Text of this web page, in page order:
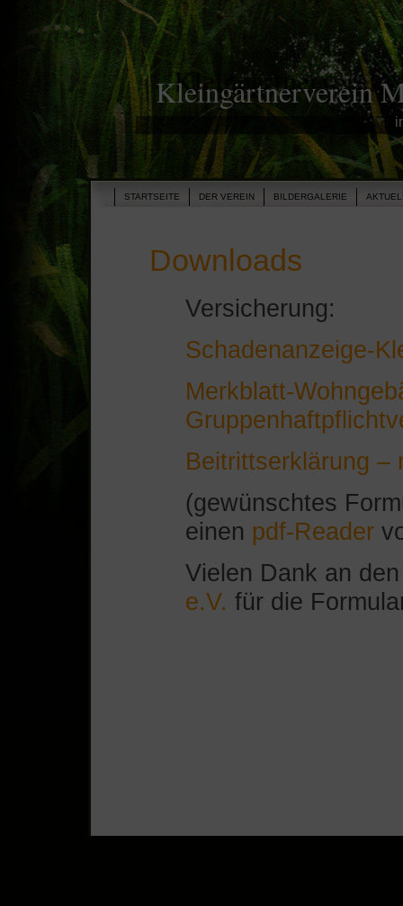
Kleingärtnerverein
STARTSEITE DER VEREIN BILDERGALERIE
Downloads
Versicherung:
Schadenanzeige-
Merkblatt-
Beitrittserklärung –
(gewünschtes
einen pdf-Reader
Vielen Dank an
e.V. für die